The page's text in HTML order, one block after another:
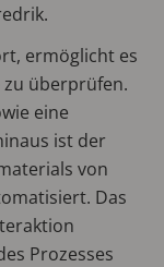
ermöglicht es
zu überprüfen.
eine
ist der
von
Das
Prozesses